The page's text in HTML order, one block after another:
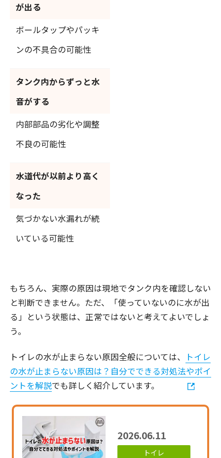
が出る
ボールタップやパッキ
ンの不具合の可能性
タンク内からずっと水
音がする
内部部品の劣化や調整
不良の可能性
水道代が以前より高く
なった
気づかない水漏れが続
いている可能性
もちろん、実際の原因は現地でタンク内を確認しない
と判断できません。ただ、「使っていないのに水が出
る」という状態は、正常ではないと考えてよいでしょ
う。
トイレの水が止まらない原因全般については、
トイレ
の水が止まらない原因は？自分でできる対処法やポイ
ントを解説でも詳しく紹介しています。
2026.06.11
トイレ